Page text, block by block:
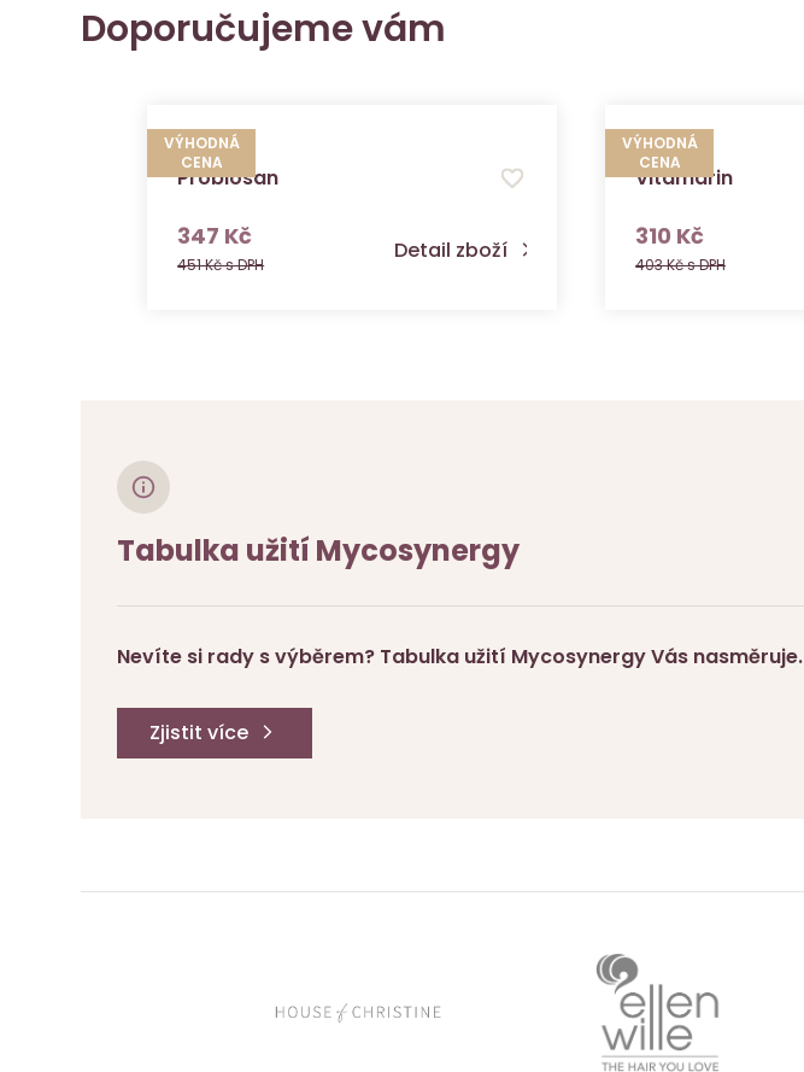
Doporučujeme vám
VÝHODNÁ
CENA
Probiosan
347 Kčs DPH
451 Kč s DPH
Detail zboží
VÝHODNÁ
CENA
Vitamarin
310 Kčs DPH
403 Kč s DPH
Tabulka užití Mycosynergy
Nevíte si rady s výběrem? Tabulka užití Mycosynergy Vás nasměruje.
Zjistit více